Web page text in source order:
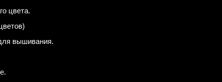
цвета.
вышивания.